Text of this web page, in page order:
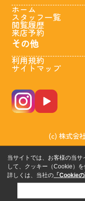
ホーム
スタッフ一覧
閲覧履歴
来店予約
その他
利用規約
サイトマップ
(c) 株式会
当サイトでは、お客様の当
して、クッキー（Cookie）を
詳しくは、当社の 「Cookie